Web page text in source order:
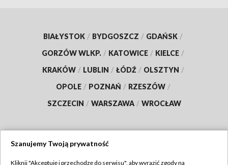
BIAŁYSTOK / BYDGOSZCZ / GDAŃSK /
GORZÓW WLKP. / KATOWICE / KIELCE /
KRAKÓW / LUBLIN / ŁÓDŹ / OLSZTYN /
OPOLE / POZNAŃ / RZESZÓW /
SZCZECIN / WARSZAWA / WROCŁAW
Szanujemy Twoją prywatność
Kliknij "Akceptuję i przechodzę do serwisu", aby wyrazić zgody na